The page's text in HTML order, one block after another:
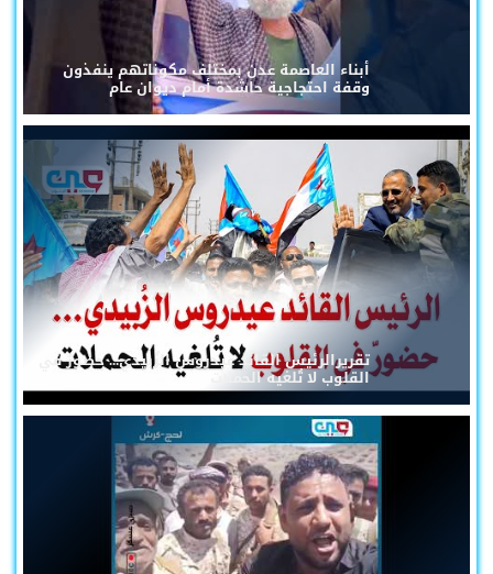
أبناء العاصمة عدن بمختلف مكوناتهم ينفذون
وقفة احتجاجية حاشدة أمام ديوان عام
تقريرالرئيس القائد عيدروس الزُبيدي... حضورٌ في
القلوب لا تُلغيه الحملات